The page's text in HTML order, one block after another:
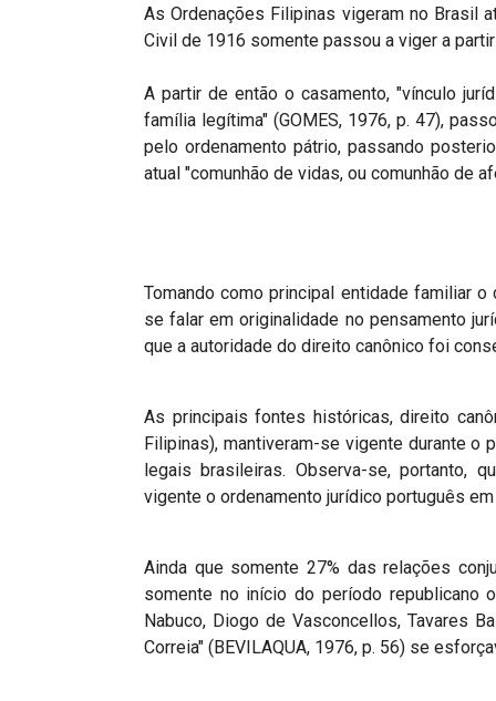
As Ordenações Filipinas vigeram no Brasil
Civil de 1916 somente passou a viger a
A partir de então o casamento, "vínculo
família legítima" (GOMES, 1976, p. 47),
pelo ordenamento pátrio, passando
atual "comunhão de vidas, ou comunhão de
Tomando como principal entidade familiar
se falar em originalidade no pensamento
que a autoridade do direito canônico foi
As principais fontes históricas, direito
Filipinas), mantiveram-se vigente durante
legais brasileiras. Observa-se, portanto,
vigente o ordenamento jurídico português
Ainda que somente 27% das relações
somente no início do período republicano
Nabuco, Diogo de Vasconcellos, Tavares
Correia" (BEVILAQUA, 1976, p. 56) se